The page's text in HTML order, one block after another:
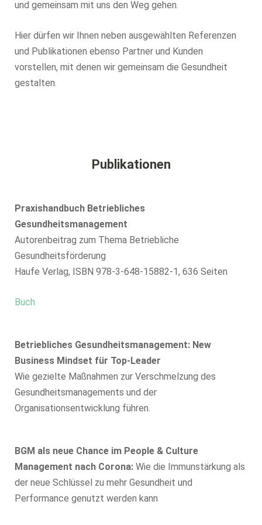
und gemeinsam mit uns den Weg gehen.
Hier dürfen wir Ihnen neben ausgewählten Referenzen
und Publikationen ebenso Partner und Kunden
vorstellen, mit denen wir gemeinsam die Gesundheit
gestalten.
Publikationen
Praxishandbuch Betriebliches
Gesundheitsmanagement
Autorenbeitrag zum Thema Betriebliche
Gesundheitsförderung
Haufe Verlag, ISBN 978-3-648-15882-1, 636 Seiten
Buch
Betriebliches Gesundheitsmanagement: New
Business Mindset für Top-Leader
Wie gezielte Maßnahmen zur Verschmelzung des
Gesundheitsmanagements und der
Organisationsentwicklung führen.
BGM als neue Chance im People & Culture
Management nach Corona: Wie die Immunstärkung als
der neue Schlüssel zu mehr Gesundheit und
Performance genutzt werden kann